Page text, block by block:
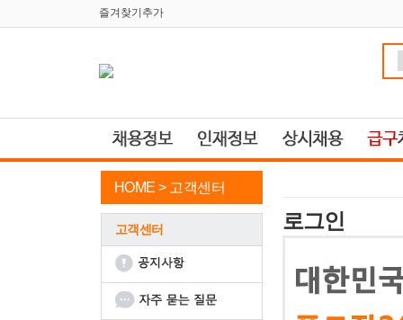
즐겨찾기추가
HOME > 고객센터
고객센터 로그인